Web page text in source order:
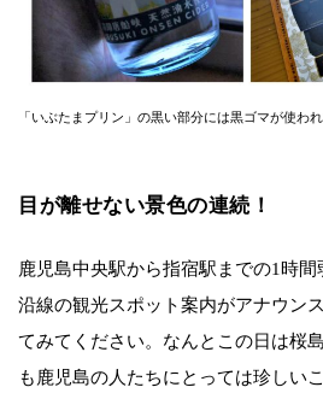
「いぶたまプリン」の黒い部分には黒ゴマが使わ
目が離せない景色の連続！
鹿児島中央駅から指宿駅までの1時
沿線の観光スポット案内がアナウン
てみてください。なんとこの日は桜
も鹿児島の人たちにとっては珍しい